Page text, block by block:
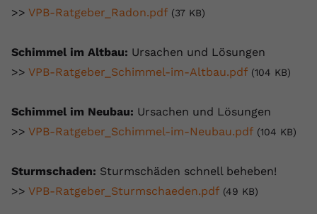
>> VPB-Ratgeber_Radon.pdf (37 KB)
Schimmel im Altbau: Ursachen und Lösungen
>> VPB-Ratgeber_Schimmel-im-Altbau.pdf (104 KB)
Schimmel im Neubau: Ursachen und Lösungen
>> VPB-Ratgeber_Schimmel-im-Neubau.pdf (104 KB)
Sturmschaden: Sturmschäden schnell beheben!
>> VPB-Ratgeber_Sturmschaeden.pdf (49 KB)